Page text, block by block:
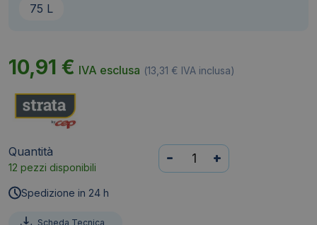
75 L
10,91 € IVA esclusa (13,31 € IVA inclusa)
Quantità
12 pezzi disponibili
Contenitore
con
- +
Spedizione in 24 h
Scheda Tecnica